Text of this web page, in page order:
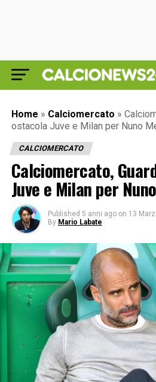
Home » Calciomercato »
ostacola Juve e Milan per Nuno
CALCIOMERCATO
Calciomercato,
Juve e Milan per
Published 5 anni ago on 13
By Mario Labate